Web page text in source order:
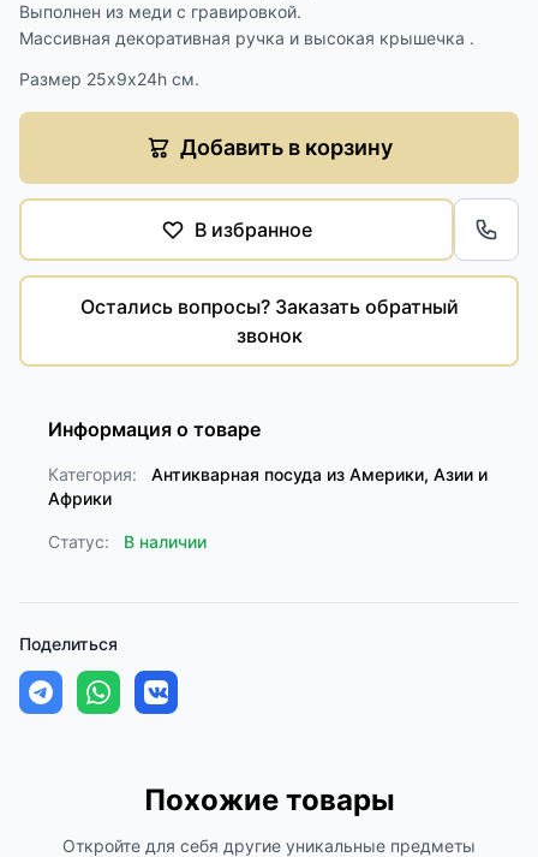
Выполнен из меди с гравировкой.
Массивная декоративная ручка и высокая крышечка .
Размер 25х9х24h см.
Добавить в корзину
В избранное
Остались вопросы? Заказать обратный
звонок
Информация о товаре
Категория:
Антикварная посуда из Америки, Азии и
Африки
Статус: В наличии
Поделиться
Похожие товары
Откройте для себя другие уникальные предметы